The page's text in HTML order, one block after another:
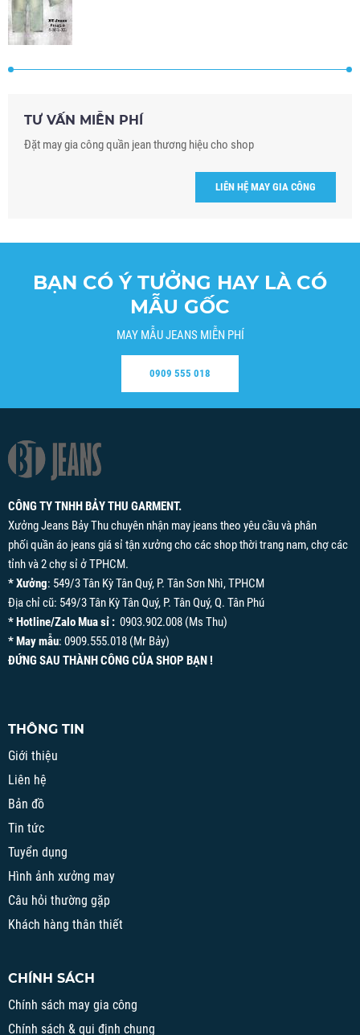
TƯ VẤN MIỄN PHÍ
Đặt may gia công quần jean thương hiệu cho shop
LIÊN HỆ MAY GIA CÔNG
BẠN CÓ Ý TƯỞNG HAY LÀ CÓ
MẪU GỐC
MAY MẪU JEANS MIỄN PHÍ
0909 555 018
CÔNG TY TNHH BẢY THU GARMENT.
Xưởng Jeans Bảy Thu chuyên nhận may jeans theo yêu cầu và phân
phối quần áo jeans giá sỉ tận xưởng cho các shop thời trang nam, chợ các
tỉnh và 2 chợ sỉ ở TPHCM.
* Xưởng: 549/3 Tân Kỳ Tân Quý, P. Tân Sơn Nhì, TPHCM
Địa chỉ cũ: 549/3 Tân Kỳ Tân Quý, P. Tân Quý, Q. Tân Phú
* Hotline/Zalo Mua sỉ : 0903.902.008 (Ms Thu)
* May mẫu: 0909.555.018 (Mr Bảy)
ĐỨNG SAU THÀNH CÔNG CỦA SHOP BẠN !
THÔNG TIN
Giới thiệu
Liên hệ
Bản đồ
Tin tức
Tuyển dụng
Hình ảnh xưởng may
Câu hỏi thường gặp
Khách hàng thân thiết
CHÍNH SÁCH
Chính sách may gia công
Chính sách & qui định chung